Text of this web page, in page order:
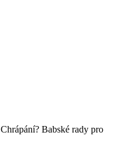
Chrápání? Babské rady pro